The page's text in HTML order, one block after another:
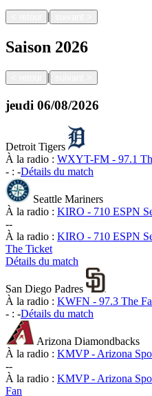
|
Saison 2026
|
jeudi 06/08/2026
Detroit Tigers
À la radio : WXYT-FM - 97.1
- : -Détails du match
Seattle Mariners
À la radio : KIRO - 710 ESPN
--
À la radio : KIRO - 710 ESPN
The Ticket
Détails du match
San Diego Padres
À la radio : KWFN - 97.3 The
- : -Détails du match
Arizona Diamondbacks
À la radio : KMVP - Arizona
--
À la radio : KMVP - Arizona
Fan